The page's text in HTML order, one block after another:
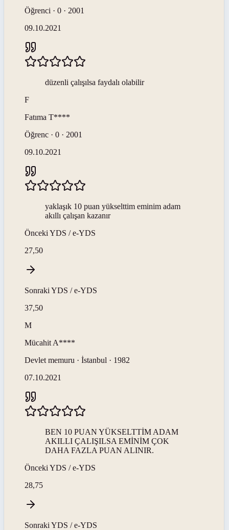
Öğrenci · 0 · 2001
09.10.2021
düzenli çalışılsa faydalı olabilir
F
Fatıma T****
Öğrenc · 0 · 2001
09.10.2021
yaklaşık 10 puan yükselttim eminim adam
akıllı çalışan kazanır
Önceki YDS / e-YDS
27,50
Sonraki YDS / e-YDS
37,50
M
Mücahit A****
Devlet memuru · İstanbul · 1982
07.10.2021
BEN 10 PUAN YÜKSELTTİM ADAM
AKILLI ÇALIŞILSA EMİNİM ÇOK
DAHA FAZLA PUAN ALINIR.
Önceki YDS / e-YDS
28,75
Sonraki YDS / e-YDS